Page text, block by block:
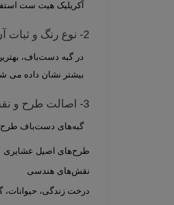
آکریلیک هیت ست
2- نوع رنگ و ثبات آن
بیشتر نشان داده می
3- اصالت طرح و نقش
گبه‌های دست‌باف طرح‌های کاملاً ذهنی دارند. یعنی بافنده بدون نقشه، طرح را خلق می‌کند.
طرح‌های اصیل عشایری
نقش‌های هندسی
درخت زندگی، حیوانات،